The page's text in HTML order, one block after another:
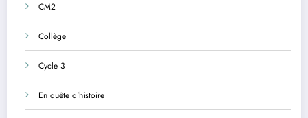
CM2
Collège
Cycle 3
En quête d'histoire